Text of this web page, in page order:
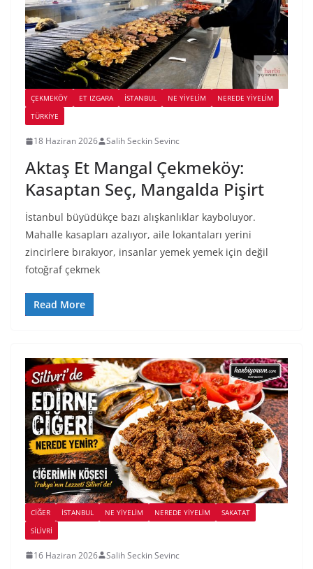
ÇEKMEKÖY ET IZGARA İSTANBUL NE YİYELİM
NEREDE YİYELİM
TÜRKIYE
18 Haziran 2026 Salih Seckin Sevinc
Aktaş Et Mangal Çekmeköy:
Kasaptan Seç, Mangalda Pişirt
İstanbul büyüdükçe bazı alışkanlıklar kayboluyor.
Mahalle kasapları azalıyor, aile lokantaları yerini
zincirlere bırakıyor, insanlar yemek yemek için değil
fotoğraf çekmek
Read More
CIĞER İSTANBUL NE YİYELİM NEREDE YİYELİM
SAKATAT
SILIVRI
16 Haziran 2026 Salih Seckin Sevinc